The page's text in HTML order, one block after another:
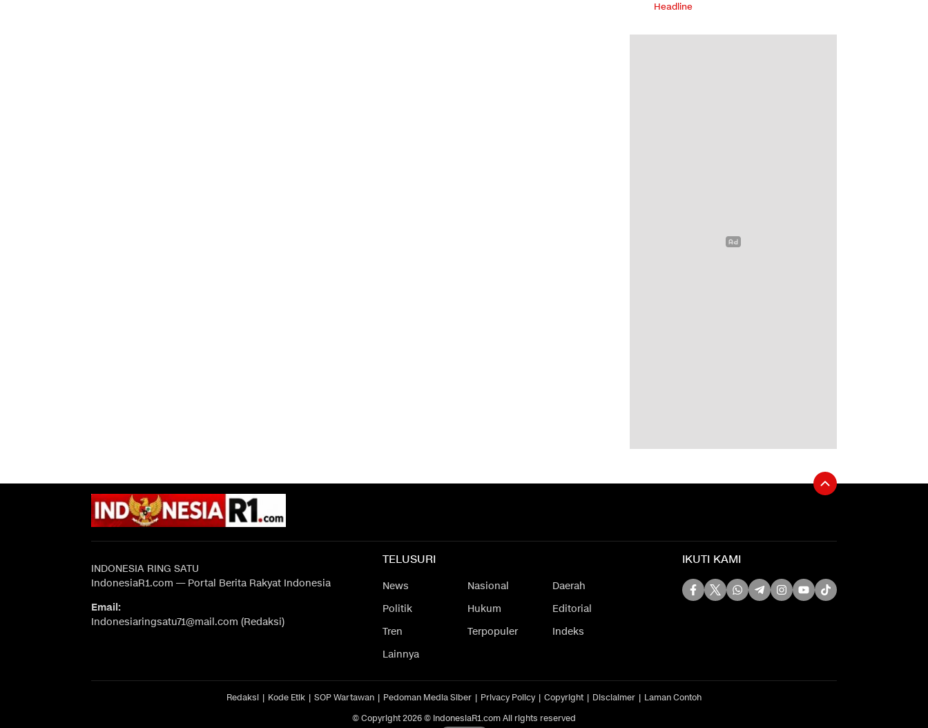
Headline
INDONESIA RING SATU
IndonesiaR1.com — Portal Berita Rakyat Indonesia
Email:
Indonesiaringsatu71@mail.com (Redaksi)
TELUSURI
News Nasional
Daerah
Politik
Hukum
Editorial
Tren
Terpopuler
Indeks
Lainnya
IKUTI KAMI
Redaksi Kode Etik SOP Wartawan Pedoman Media Siber Privacy Policy Copyright Disclaimer
Laman Contoh
© Copyright 2026 © IndonesiaR1.com All rights reserved